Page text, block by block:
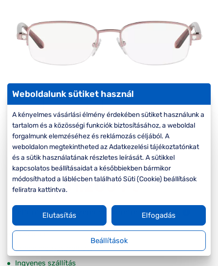
szemüvegekre
Seen Belépőár
-20%
Korábbi ár: 39.000 Ft
Akciós ár: 31.200 Ft
A feltűntetett ár a szemüvegkeretre vonatkozik.
Készleten
Online megvásárolható
Ingyenes szállítás
Weboldalunk sütiket használ
A kényelmes vásárlási élmény érdekében sütiket használunk a
tartalom és a közösségi funkciók biztosításához, a weboldal
forgalmunk elemzéséhez és reklámozás céljából. A
weboldalon megtekintheted az Adatkezelési tájékoztatónkat
és a sütik használatának részletes leírását. A sütikkel
kapcsolatos beállításaidat a későbbiekben bármikor
módosíthatod a láblécben található Süti (Cookie) beállítások
feliratra kattintva.
Beállítások
Elutasítás Elfogadás